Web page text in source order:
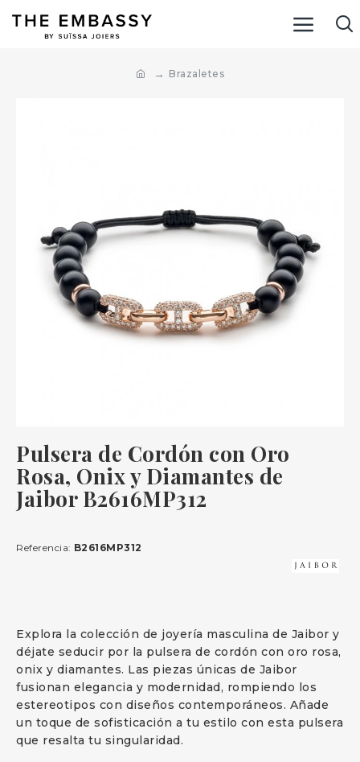
Brazaletes
Pulsera de Cordón con Oro
Rosa, Onix y Diamantes de
Jaibor B2616MP312
Explora la colección de joyería masculina de Jaibor y
déjate seducir por la pulsera de cordón con oro rosa,
onix y diamantes. Las piezas únicas de Jaibor
fusionan elegancia y modernidad, rompiendo los
estereotipos con diseños contemporáneos. Añade
un toque de sofisticación a tu estilo con esta pulsera
que resalta tu singularidad.
Referencia: B2616MP312